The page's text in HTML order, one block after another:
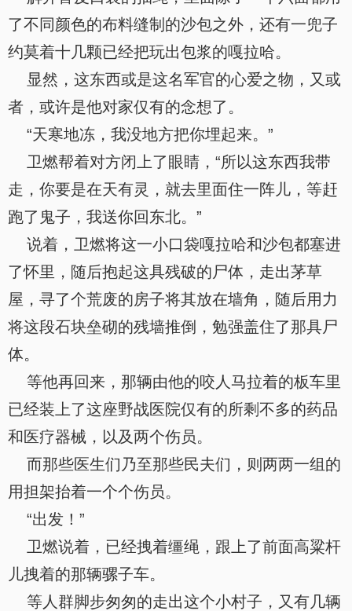
了不同颜色的布料缝制的沙包之外，还有一兜子
约莫着十几颗已经把玩出包浆的嘎拉哈。
显然，这东西或是这名军官的心爱之物，又或
者，或许是他对家仅有的念想了。
“天寒地冻，我没地方把你埋起来。”
卫燃帮着对方闭上了眼睛，“所以这东西我带
走，你要是在天有灵，就去里面住一阵儿，等赶
跑了鬼子，我送你回东北。”
说着，卫燃将这一小口袋嘎拉哈和沙包都塞进
了怀里，随后抱起这具残破的尸体，走出茅草
屋，寻了个荒废的房子将其放在墙角，随后用力
将这段石块垒砌的残墙推倒，勉强盖住了那具尸
体。
等他再回来，那辆由他的咬人马拉着的板车里
已经装上了这座野战医院仅有的所剩不多的药品
和医疗器械，以及两个伤员。
而那些医生们乃至那些民夫们，则两两一组的
用担架抬着一个个伤员。
“出发！”
卫燃说着，已经拽着缰绳，跟上了前面高粱杆
儿拽着的那辆骡子车。
等人群脚步匆匆的走出这个小村子，又有几辆